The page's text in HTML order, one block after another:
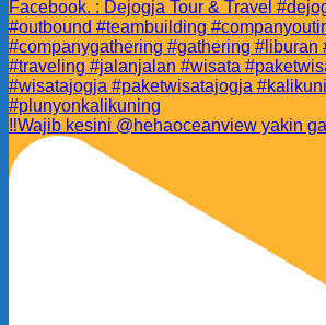
‼️Wajib kesini @hehaoceanview yakin